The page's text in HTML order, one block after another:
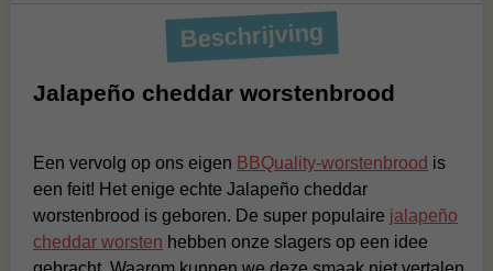
Beschrijving
Jalapeño cheddar worstenbrood
Een vervolg op ons eigen BBQuality-worstenbrood is
een feit! Het enige echte Jalapeño cheddar
worstenbrood is geboren. De super populaire jalapeño
cheddar worsten hebben onze slagers op een idee